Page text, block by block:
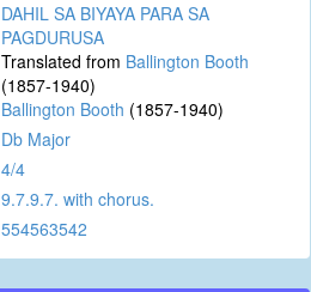
DAHIL SA BIYAYA PARA SA
PAGDURUSA
Translated from Ballington Booth
(1857-1940)
Ballington Booth (1857-1940)
Db Major
4/4
9.7.9.7. with chorus.
554563542